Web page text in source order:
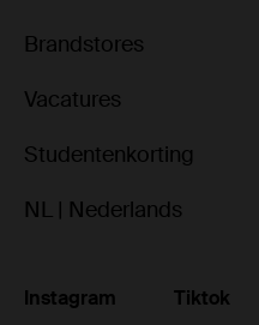
Brandstores
Vacatures
Studentenkorting
NL | Nederlands
Instagram Tiktok